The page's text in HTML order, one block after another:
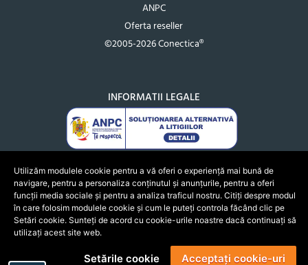
ANPC
Oferta reseller
©2005-2026 Conectica®
INFORMATII LEGALE
Utilizăm modulele cookie pentru a vă oferi o experiență mai bună de
navigare, pentru a personaliza conținutul și anunțurile, pentru a oferi
funcții media sociale și pentru a analiza traficul nostru. Citiți despre modul
în care folosim modulele cookie și cum le puteți controla făcând clic pe
Setări cookie. Sunteți de acord cu cookie-urile noastre dacă continuați să
utilizați acest site web.
Setările cookie Acceptați cookie-uri